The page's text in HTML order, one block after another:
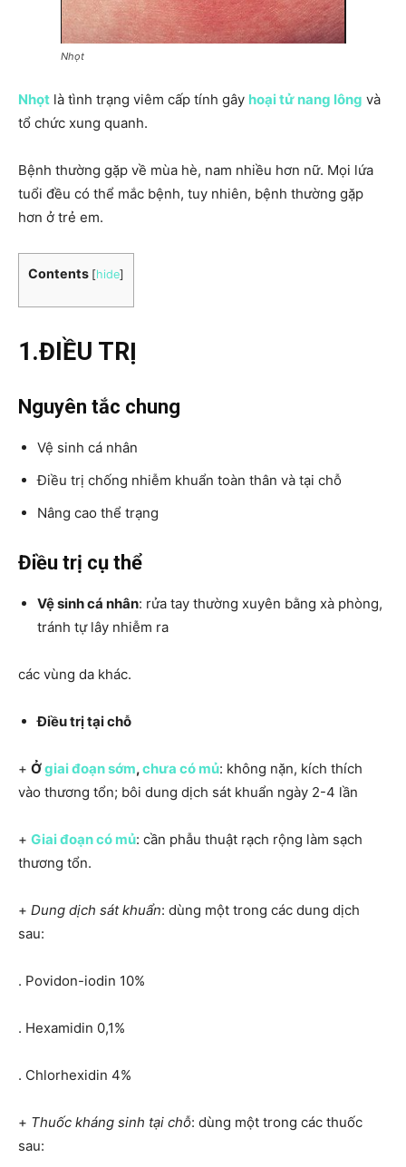
Nhọt
Nhọt là tình trạng viêm cấp tính gây hoại tử nang lông và
tổ chức xung quanh.
Bệnh thường gặp về mùa hè, nam nhiều hơn nữ. Mọi lứa
tuổi đều có thể mắc bệnh, tuy nhiên, bệnh thường gặp
hơn ở trẻ em.
Contents [hide]
1.ĐIỀU TRỊ
Nguyên tắc chung
Vệ sinh cá nhân
Điều trị chống nhiễm khuẩn toàn thân và tại chỗ
Nâng cao thể trạng
Điều trị cụ thể
Vệ sinh cá nhân: rửa tay thường xuyên bằng xà phòng,
tránh tự lây nhiễm ra
các vùng da khác.
Điều trị tại chỗ
+ Ởgiai đoạn sớm,chưa có mủ: không nặn, kích thích
vào thương tổn; bôi dung dịch sát khuẩn ngày 2-4 lần
+ Giai đoạn có mủ: cần phẫu thuật rạch rộng làm sạch
thương tổn.
+ Dung dịch sát khuẩn: dùng một trong các dung dịch
sau:
. Povidon-iodin 10%
. Hexamidin 0,1%
. Chlorhexidin 4%
+ Thuốc kháng sinh tại chỗ: dùng một trong các thuốc
sau: